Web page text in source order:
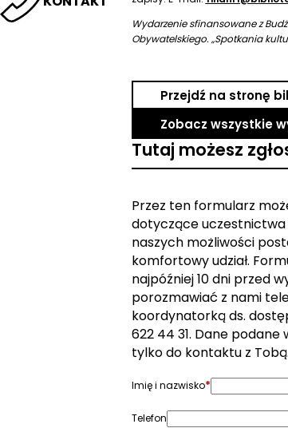
Wydarzenie sfinansowane z
Obywatelskiego. „Spotkania
Przejdź na stronę
Zobacz wszystkie
Tutaj możesz
Przez ten formularz
dotyczące uczestnictwa
naszych możliwości
komfortowy udział.
najpóźniej 10 dni przed
porozmawiać z nami
koordynatorką ds.
622 44 31. Dane
tylko do kontaktu z Tobą.
Imię i nazwisko*
Telefon